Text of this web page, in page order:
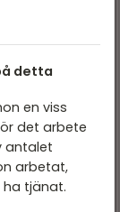
detta
en viss
det arbete
antalet
arbetat,
tjänat.